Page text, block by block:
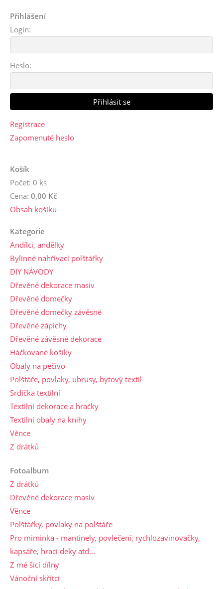
Přihlášení
Login:
Heslo:
Registrace
Zapomenuté heslo
Košík
Počet: 0 ks
Cena: 0,00 Kč
Obsah košíku
Kategorie
Andílci, andělky
Bylinné nahřívací polštářky
DIY NÁVODY
Dřevěné dekorace masiv
Dřevěné domečky
Dřevěné domečky závěsné
Dřevěné zápichy
Dřevěné závěsné dekorace
Háčkované košíky
Obaly na pečivo
Polštáře, povlaky, ubrusy, bytový textil
Srdíčka textilní
Textilní dekorace a hračky
Textilní obaly na knihy
Věnce
Z drátků
Fotoalbum
Z drátků
Dřevěné dekorace masiv
Věnce
Polštářky, povlaky na polštáře
Pro miminka - mantinely, povlečení, rychlozavinovačky,
kapsáře, hrací deky atd...
Z mé šicí dílny
Vánoční skřítci